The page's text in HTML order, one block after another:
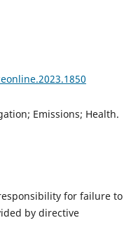
Emissions; Health.
for failure to
by directive